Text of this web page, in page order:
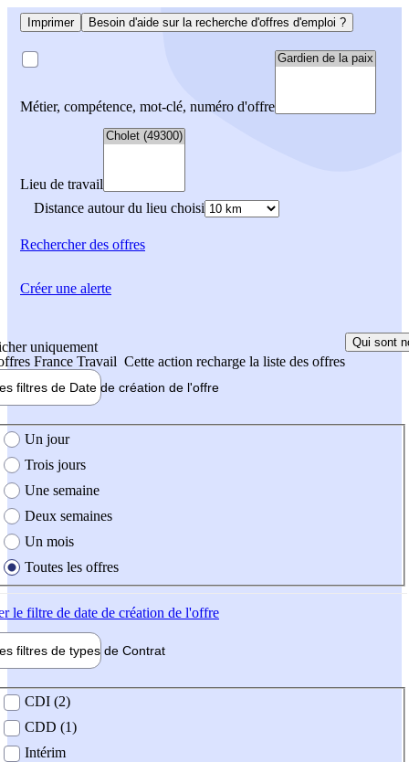
Imprimer Besoin d'aide sur la recherche d'offres d'emploi ?
Métier, compétence, mot-clé, numéro d'offre
Lieu de travail
Distance autour du lieu choisi
Rechercherdes offres
uniquement
France Travail Cette action recharge la liste des offres
Qui sont
filtres de Date de création de l'offre
création de l'offre
Un jour
Trois jours
Une semaine
Deux semaines
Un mois
Toutes les offres
le filtre de date de création de l'offre
filtres de types de Contrat
contrat
CDI (2)
CDD (1)
Intérim
Créer une alerte